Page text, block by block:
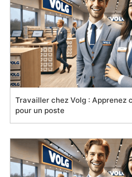
Travailler chez Volg : Apprenez
pour un poste